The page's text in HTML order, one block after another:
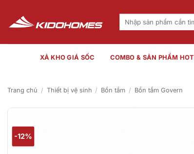
nội
dung
Tìm
XẢ KHO GIÁ SỐC COMBO & SẢN PHẨM HOT
Trang chủ / Thiết bị vệ sinh / Bồn tắm / Bồn tắm Govern
-12%